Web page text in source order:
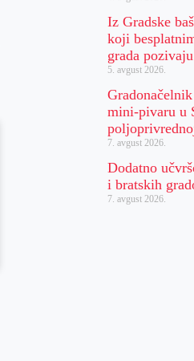
Iz Gradske
koji
grada
5. avgust 2026.
mini-pivaru u
7. avgust 2026.
Dodatno
i bratskih
7. avgust 2026.